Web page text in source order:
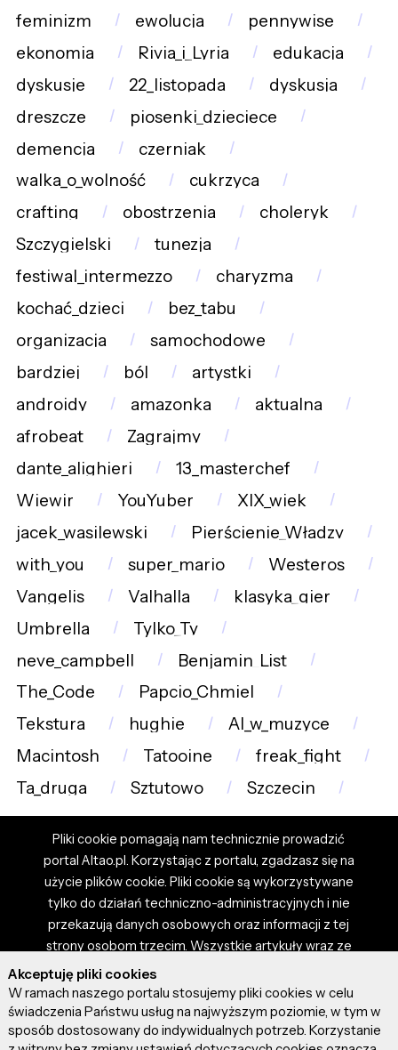
feminizm
ewolucja
pennywise
ekonomia
Rivia_i_Lyria
edukacja
dyskusje
22_listopada
dyskusja
dreszcze
piosenki_dziecięce
demencja
czerniak
walka_o_wolność
cukrzyca
crafting
obostrzenia
choleryk
Szczygielski
tunezja
festiwal_intermezzo
charyzma
kochać_dzieci
bez_tabu
organizacja
samochodowe
bardziej
ból
artystki
androidy
amazonka
aktualna
afrobeat
Zagrajmy
dante_alighieri
13_masterchef
Wiewir
YouYuber
XIX_wiek
jacek_wasilewski
Pierścienie_Władzy
with_you
super_mario
Westeros
Vangelis
Valhalla
klasyka_gier
Umbrella
Tylko_Ty
neve_campbell
Benjamin_List
The_Code
Papcio_Chmiel
Tekstura
hughie
AI_w_muzyce
Macintosh
Tatooine
freak_fight
Ta_druga
Sztutowo Szczecin
Pliki cookie pomagają nam technicznie prowadzić
portal Altao.pl. Korzystając z portalu, zgadzasz się na
użycie plików cookie. Pliki cookie są wykorzystywane
tylko do działań techniczno-administracyjnych i nie
przekazują danych osobowych oraz informacji z tej
strony osobom trzecim. Wszystkie artykuły wraz ze
zdjęciami i materiałami dostępnymi na portalu są
własnością użytkowników. Administrator i właściciel
portalu nie ponosi odpowiedzialności za tresci
prezentowane przez autorów artykułów. Dodając
Akceptuję pliki cookies
W ramach naszego portalu stosujemy pliki cookies w celu
świadczenia Państwu usług na najwyższym poziomie, w tym w
sposób dostosowany do indywidualnych potrzeb. Korzystanie